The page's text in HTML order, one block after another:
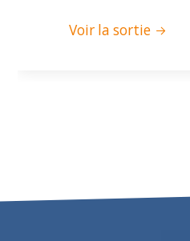
Voir la sortie